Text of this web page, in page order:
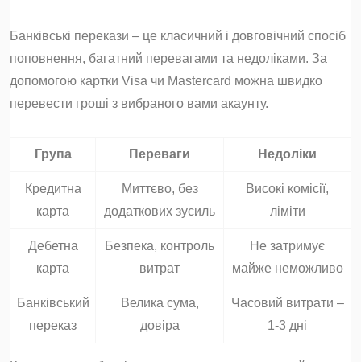
Банківські перекази – це класичний і довговічний спосіб
поповнення, багатний перевагами та недоліками. За
допомогою картки Visa чи Mastercard можна швидко
перевести гроші з вибраного вами акаунту.
Група Переваги Недоліки
Кредитна
карта
Миттєво, без
додаткових зусиль
Високі комісії,
ліміти
Дебетна
карта
Безпека, контроль
витрат
Не затримує
майже неможливо
Банківський
переказ
Велика сума,
довіра
Часовий витрати –
1-3 дні